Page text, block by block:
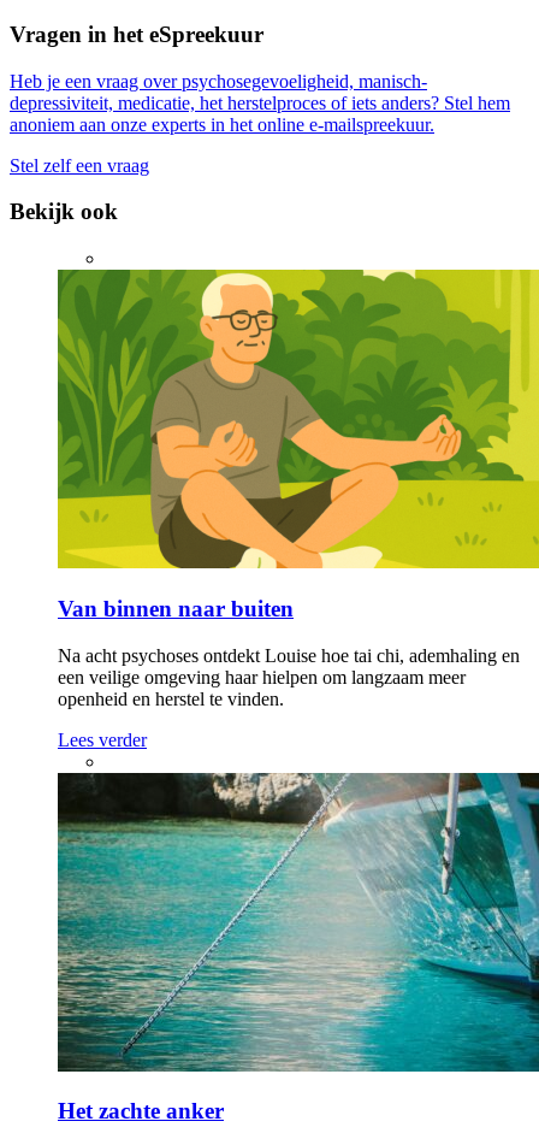
Vragen in het eSpreekuur
Heb je een vraag over psychosegevoeligheid, manisch-
depressiviteit, medicatie, het herstelproces of iets anders? Stel hem
anoniem aan onze experts in het online e-mailspreekuur.
Stel zelf een vraag
Bekijk ook
Van binnen naar buiten
Na acht psychoses ontdekt Louise hoe tai chi, ademhaling en
een veilige omgeving haar hielpen om langzaam meer
openheid en herstel te vinden.
Lees verder
Het zachte anker